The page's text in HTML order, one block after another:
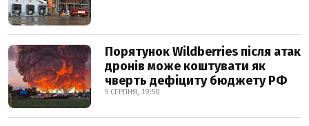
Порятунок Wildberries після атак
дронів може коштувати як
чверть дефіциту бюджету РФ
5 СЕРПНЯ, 19:50